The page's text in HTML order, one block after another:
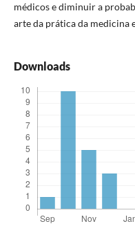
médicos e diminuir a
arte da prática da medicina
Downloads